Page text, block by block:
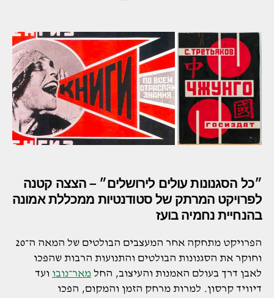
״כל הסגנונות עולים לירושלים״ – הצצה קטנה
לפרויקט המרתק של סטודנטיות ממכללת אמונה
בהנחיית נחמיה בועז
הפרויקט מתחקה אחר המעצבים הבולטים של המאה ה־20
וחוקר את הסגנונות הבולטים והתנועות הרבות שהפכו
לאבן דרך בעולם האמנות והעיצוב, החל מאר־נובו ועד
דיוויד קרסון. למרות מרחק הזמן והמקום, הפכו